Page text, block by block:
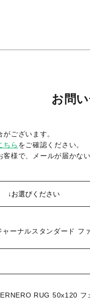
お問
ございます。
ちら をご確認ください。
様で、メールが届かな
ャーナルスタンダード フ
RUG 50x120 フ